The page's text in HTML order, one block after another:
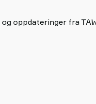
oppdateringer fra